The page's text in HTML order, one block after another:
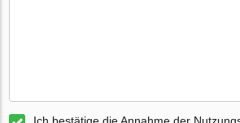
Ich bestätige die Annahme der